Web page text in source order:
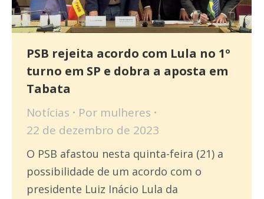
PSB rejeita acordo com Lula no 1º
turno em SP e dobra a aposta em
Tabata
Notícias Por mulheres
22 de dezembro de 2023
O PSB afastou nesta quinta-feira (21) a
possibilidade de um acordo com o
presidente Luiz Inácio Lula da